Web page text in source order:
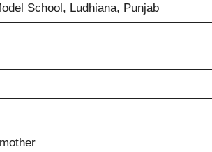
School, Ludhiana, Punjab